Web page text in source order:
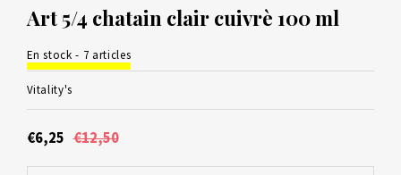
Art 5/4 chatain clair cuivrè 100 ml
En stock - 7 articles
Vitality's
€6,25 €12,50